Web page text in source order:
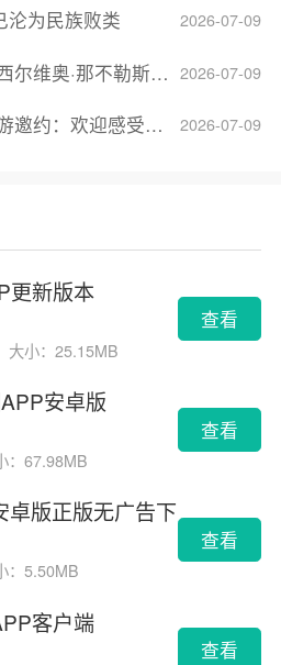
2026-07-09
沦为民族败类
2026-07-09
勒斯出任Lucid首席执行官
2026-07-09
感受无滤镜的真实中国
更新版本
大小：25.15MB
查看
安卓版
：67.98MB
查看
卓版正版无广告下
：5.50MB
查看
客户端
查看